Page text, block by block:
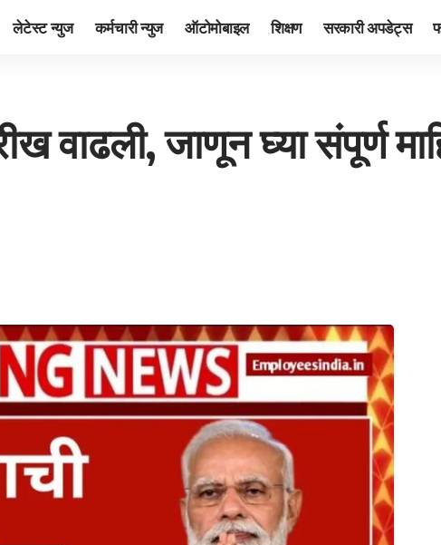
लेटेस्ट न्युज कर्मचारी न्युज ऑटोमोबाइल शिक्षण सरकारी अपडेट्स
वाढली, जाणून घ्या संपूर्ण